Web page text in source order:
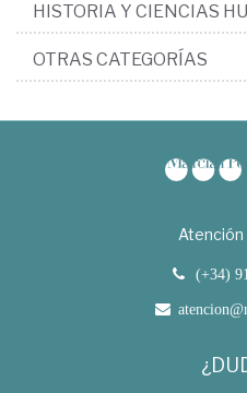
HISTORIA Y CIENCIAS
OTRAS CATEGORÍAS
Atención
(+34)